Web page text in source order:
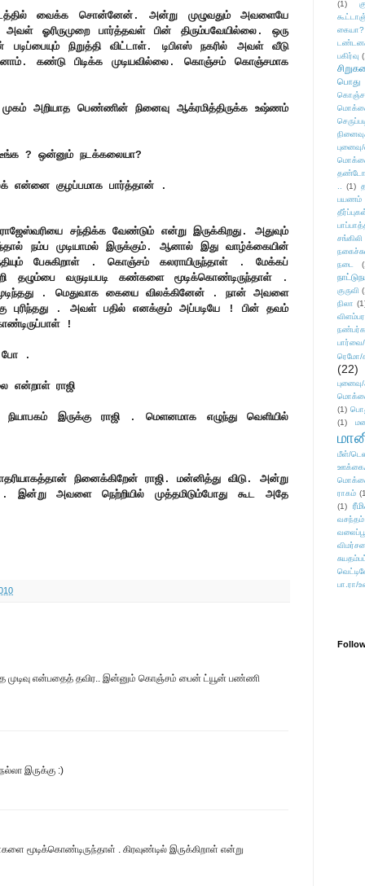
வைக்க சொன்னேன். அன்று முழுவதும் அவளையே
ஓரிருமுறை பார்த்தவள் பின் திரும்பவேயில்லை. ஒரு
நிறுத்தி விட்டாள். டிபிஎஸ் நகரில் அவள் வீடு
கண்டு பிடிக்க முடியவில்லை. கொஞ்சம் கொஞ்சமாக
அறியாத பெண்ணின் நினைவு ஆக்ரமித்திருக்க உஷ்ணம்
? ஒன்னும் நடக்கலையா?
என்னை குழப்பமாக பார்த்தான் .
சந்திக்க வேண்டும் என்று இருக்கிறது. அதுவும்
நம்ப முடியாமல் இருக்கும். ஆனால் இது வாழ்க்கையின்
பேசுகிறாள் . கொஞ்சம் கலராயிருந்தாள் . மேக்கப்
தழும்பை வருடியபடி கண்களை மூடிக்கொண்டிருந்தாள் .
. மெதுவாக கையை விலக்கினேன் . நான் அவளை
புரிந்தது . அவள் பதில் எனக்கும் அப்படியே ! பின் தவம்
!
போ .
என்றாள் ராஜி
இருக்கு ராஜி . மெளனமாக எழுந்து வெளியில்
நினைக்கிறேன் ராஜி. மன்னித்து விடு. அன்று
. இன்று அவளை நெற்றியில் முத்தமிடும்போது கூட அதே
முடிவு என்பதைத் தவிர.. இன்னும் கொஞ்சம் பைன் ட்யூன் பண்ணி
இருக்கு :)
மூடிக்கொண்டிருந்தாள் . கிரவுண்டில் இருக்கிறாள் என்று
(1)
பகிர்வு
பொது
.. (1)
பயணம்
சங்கிலி
நடை
குருவி
நிலா
பார்வை/
ரெமோ/
(22)
(1)
(1)
மீள்/
ராகம்
(1)
வசந்தம்
பா.ரா/